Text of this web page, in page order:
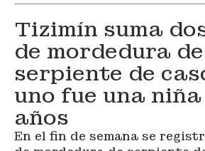
Tizimín suma
de mordedura de
serpiente de
uno fue una niña
años
En el fin de semana se